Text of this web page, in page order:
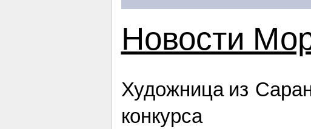
Новости
Художница из
конкурса